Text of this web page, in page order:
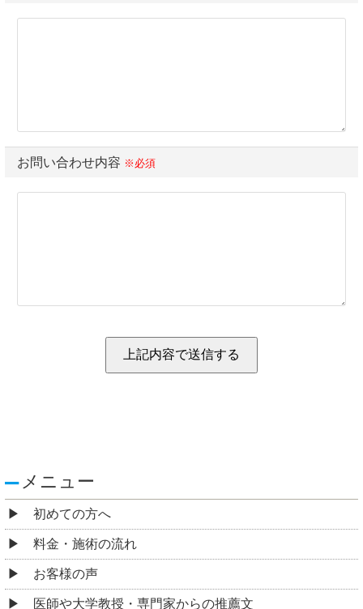
お問い合わせ内容 ※必須
メニュー
初めての方へ
料金・施術の流れ
お客様の声
医師や大学教授・専門家からの推薦文